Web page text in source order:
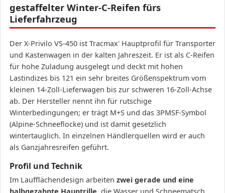
gestaffelter Winter-C-Reifen fürs
Lieferfahrzeug
Der X-Privilo VS-450 ist Tracmax' Hauptprofil für Transporter
und Kastenwagen in der kalten Jahreszeit. Er ist als C-Reifen
für hohe Zuladung ausgelegt und deckt mit hohen
Lastindizes bis 121 ein sehr breites Größenspektrum vom
kleinen 14-Zoll-Lieferwagen bis zur schweren 16-Zoll-Achse
ab. Der Hersteller nennt ihn für rutschige
Winterbedingungen; er trägt M+S und das 3PMSF-Symbol
(Alpine-Schneeflocke) und ist damit gesetzlich
wintertauglich. In einzelnen Händlerquellen wird er auch
als Ganzjahresreifen geführt.
Profil und Technik
Im Laufflächendesign arbeiten zwei gerade und eine